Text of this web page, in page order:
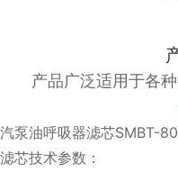
产品广泛适用于各
汽泵油呼吸器滤芯SMBT-
滤芯技术参数：